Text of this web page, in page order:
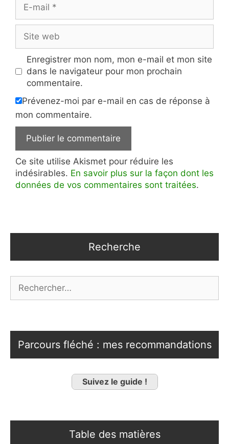
mail
web
Enregistrer mon nom, mon e-mail et mon site
dans le navigateur pour mon prochain
commentaire.
Prévenez-moi par e-mail en cas de réponse à
mon commentaire.
Ce site utilise Akismet pour réduire les
indésirables. En savoir plus sur la façon dont les
données de vos commentaires sont traitées.
Recherche
Parcours fléché : mes recommandations
Suivez le guide !
Table des matières